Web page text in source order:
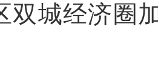
双城经济圈